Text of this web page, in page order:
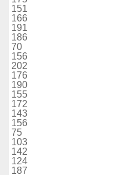
151
166
191
186
70
156
202
176
190
155
172
143
156
75
103
142
124
187